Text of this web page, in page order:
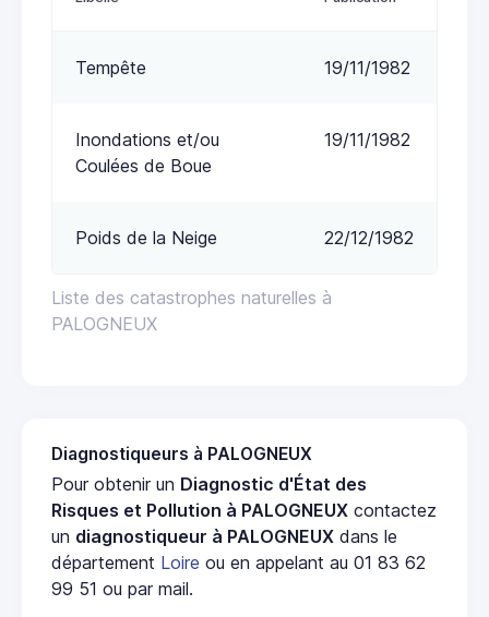
Liste des catastrophes naturelles à
PALOGNEUX
Tempête 19/11/1982
Inondations et/ou
Coulées de Boue
19/11/1982
Poids de la Neige 22/12/1982
Diagnostiqueurs à PALOGNEUX
Pour obtenir un Diagnostic d'État des
Risques et Pollution à PALOGNEUX contactez
un diagnostiqueur à PALOGNEUX dans le
département Loire ou en appelant au 01 83 62
99 51 ou par mail.